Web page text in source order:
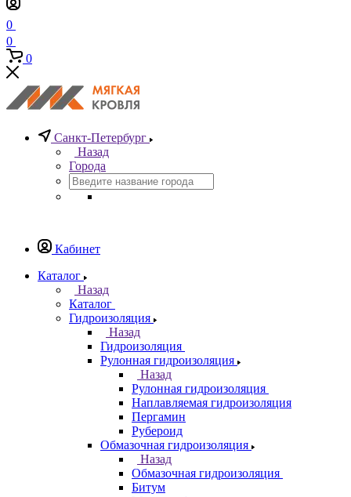
0
0
0
Санкт-Петербург
Назад
Города
Кабинет
Каталог
Назад
Каталог
Гидроизоляция
Назад
Гидроизоляция
Рулонная гидроизоляция
Назад
Рулонная гидроизоляция
Наплавляемая гидроизоляция
Пергамин
Рубероид
Обмазочная гидроизоляция
Назад
Обмазочная гидроизоляция
Битум